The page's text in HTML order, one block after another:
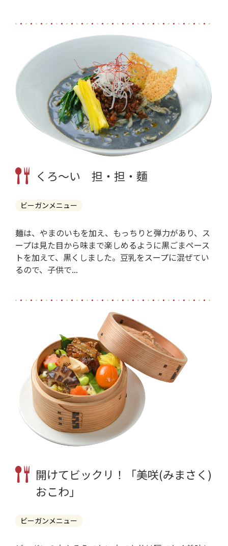
くろ～い 担・担・麵
ビーガンメニュー
麺は、やまのいもを加え、もっちりと弾力があり、ス
ープは見た目から味まで楽しめるように黒ごまペース
トを加えて、黒くしました。豆乳をスープに混ぜてい
るので、子供で...
開けてビックリ！「美咲(みまさく)
おこわ」
ビーガンメニュー